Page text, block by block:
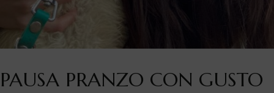
PAUSA PRANZO CON GUSTO